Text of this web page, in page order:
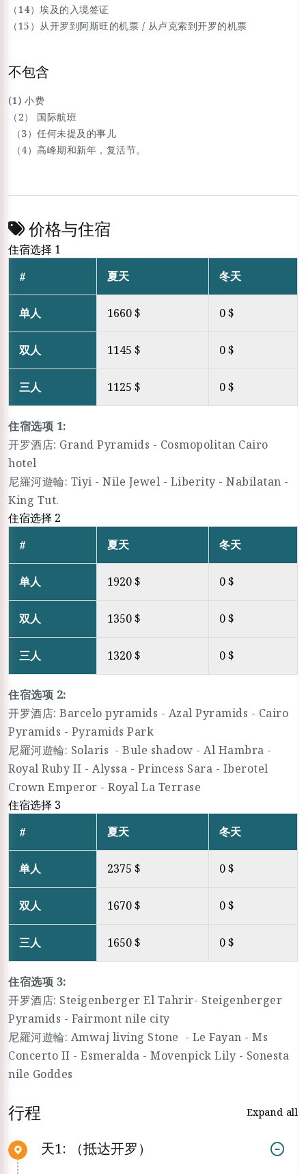
（14）埃及的入境签证
（15）从开罗到阿斯旺的机票 / 从卢克索到开罗的机票
不包含
(1) 小费
（2） 国际航班
（3）任何未提及的事儿
（4）高峰期和新年，复活节。
价格与住宿
住宿选择 1
#
夏天 冬天
单人 1660 $ 0 $
双人 1145 $ 0 $
三人 1125 $ 0 $
住宿选项 1:
开罗酒店: Grand Pyramids - Cosmopolitan Cairo
hotel
尼羅河遊輪: Tiyi - Nile Jewel - Liberity - Nabilatan -
King Tut.
住宿选择 2
#
夏天 冬天
单人 1920 $ 0 $
双人 1350 $ 0 $
三人 1320 $ 0 $
住宿选项 2:
开罗酒店: Barcelo pyramids - Azal Pyramids - Cairo
Pyramids - Pyramids Park
尼羅河遊輪: Solaris - Bule shadow - Al Hambra -
Royal Ruby II - Alyssa - Princess Sara - Iberotel
Crown Emperor - Royal La Terrase
住宿选择 3
#
夏天 冬天
单人 2375 $ 0 $
双人 1670 $ 0 $
三人 1650 $ 0 $
住宿选项 3:
开罗酒店: Steigenberger El Tahrir- Steigenberger
Pyramids - Fairmont nile city
尼羅河遊輪: Amwaj living Stone - Le Fayan - Ms
Concerto II - Esmeralda - Movenpick Lily - Sonesta
nile Goddes
行程 Expand all
天1: （抵达开罗）